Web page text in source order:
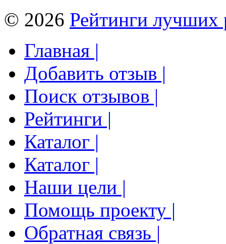
© 2026 Рейтинги лучших
Главная |
Добавить отзыв |
Поиск отзывов |
Рейтинги |
Каталог |
Каталог |
Наши цели |
Помощь проекту |
Обратная связь |